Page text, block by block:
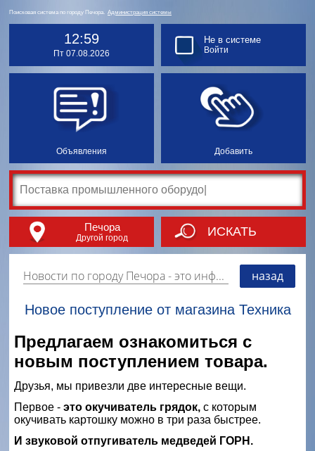
Поисковая система по городу Печора. Администрация системы
12:59
Пт 07.08.2026
Объявления Добавить
Не в системе
Войти
Печора
Другой город ИСКАТЬ
Новости по городу Печора- это информация о событиях, мероприятиях и торгово-коммерческой деятельности города. Страницу наполняют платные и бесплатные объявления, имеющие функцию "поднятия вверх списка". назад
Новое поступление от магазина Техника
Предлагаем ознакомиться с
новым поступлением товара.
Друзья, мы привезли две интересные вещи.
Первое - это окучиватель грядок, с которым
окучивать картошку можно в три раза быстрее.
И звуковой отпугиватель медведей ГОРН.